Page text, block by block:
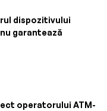
dispozitivului
garantează
operatorului ATM-